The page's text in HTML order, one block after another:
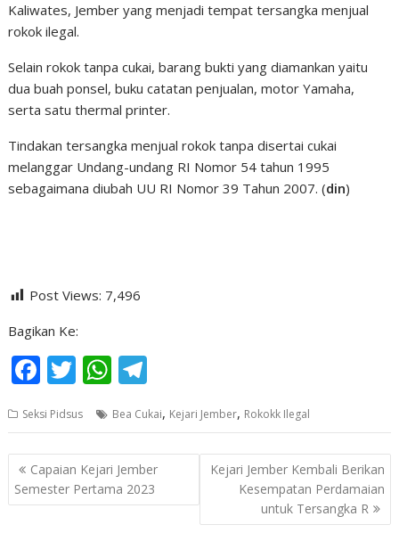
Kaliwates, Jember yang menjadi tempat tersangka menjual
rokok ilegal.
Selain rokok tanpa cukai, barang bukti yang diamankan yaitu
dua buah ponsel, buku catatan penjualan, motor Yamaha,
serta satu thermal printer.
Tindakan tersangka menjual rokok tanpa disertai cukai
melanggar Undang-undang RI Nomor 54 tahun 1995
sebagaimana diubah UU RI Nomor 39 Tahun 2007. (din)
Post Views: 7,496
Bagikan Ke:
F
e
b
o
o
T
itt
er
W
at
s
A
p
e
gr
a
m
Seksi Pidsus Bea Cukai, Kejari Jember, Rokokk Ilegal
Navigasi
pos
Capaian Kejari Jember
Semester Pertama 2023
Kejari Jember Kembali Berikan
Kesempatan Perdamaian
untuk Tersangka R